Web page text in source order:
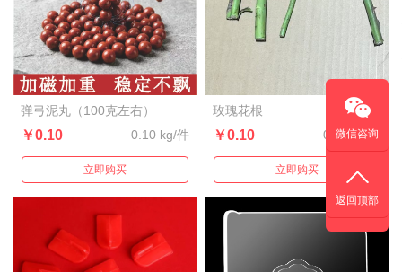
弹弓泥丸（100克左右）
￥0.10 0.10 kg/件
立即购买
玫瑰花根
￥0.10 0.01 kg/件
立即购买
微信咨询
返回顶部